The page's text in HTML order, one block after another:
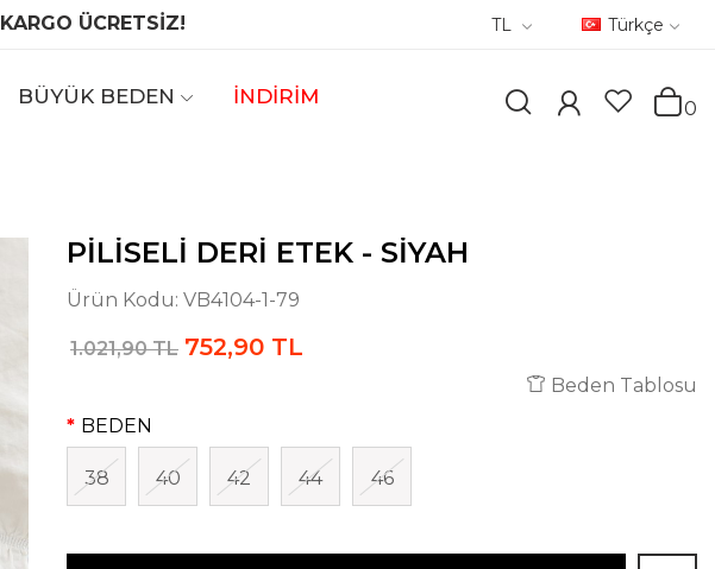
KARGO ÜCRETSİZ! TL Türkçe
BÜYÜK BEDEN İNDİRİM
0
PILISELI DERI ETEK - SIYAH
Ürün Kodu: VB4104-1-79
1.021,90 TL 752,90 TL
Beden Tablosu
BEDEN
38 40 42 44 46